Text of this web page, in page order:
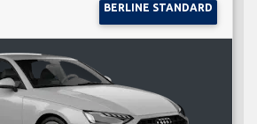
BERLINE STANDARD